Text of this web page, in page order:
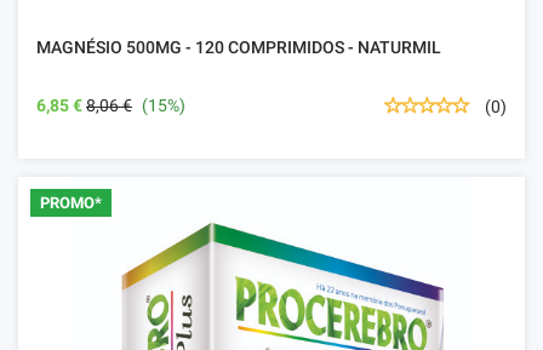
MAGNÉSIO 500MG - 120 COMPRIMIDOS - NATURMIL
6,85 €8,06 € (15%) (0)
PROMO*